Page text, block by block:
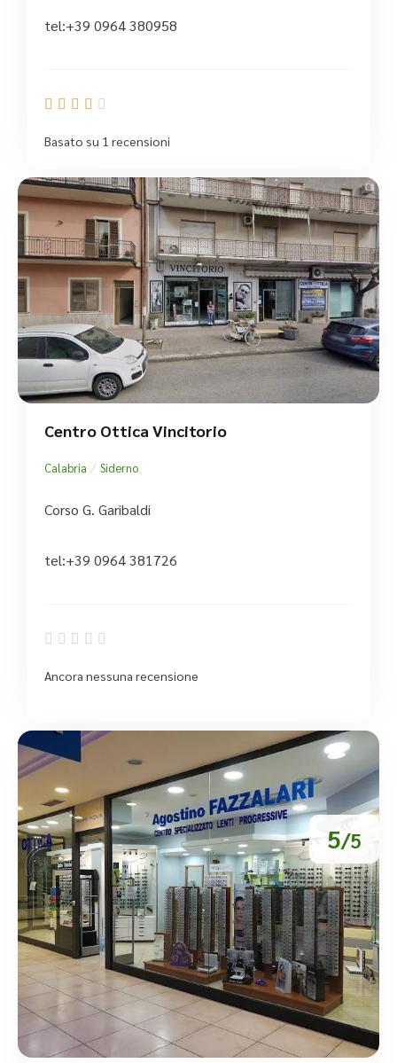
tel:+39 0964 380958
    
Basato su 1 recensioni
Centro Ottica Vincitorio
Calabria / Siderno
Corso G. Garibaldi
tel:+39 0964 381726
    
Ancora nessuna recensione
5/5